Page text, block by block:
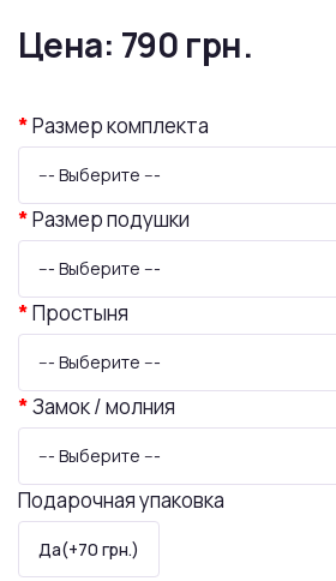
Цена: 790 грн.
Размер комплекта
--- Выберите ---
Размер подушки
--- Выберите ---
Простыня
--- Выберите ---
Замок / молния
--- Выберите ---
Подарочная упаковка
Да(+70 грн.)